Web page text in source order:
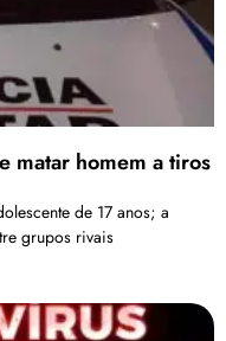
matar homem a tiros
de 17 anos; a
grupos rivais